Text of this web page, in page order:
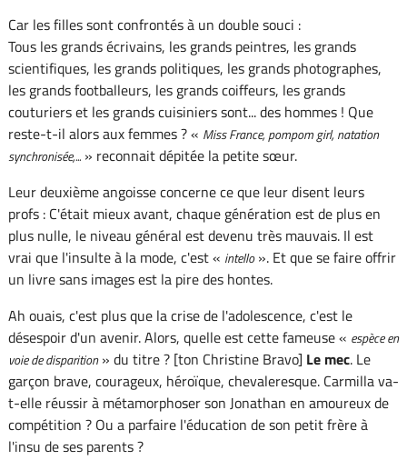
Car les filles sont confrontés à un double souci :
Tous les grands écrivains, les grands peintres, les grands
scientifiques, les grands politiques, les grands photographes,
les grands footballeurs, les grands coiffeurs, les grands
couturiers et les grands cuisiniers sont... des hommes ! Que
reste-t-il alors aux femmes ? « Miss France, pompom girl, natation
synchronisée,...» reconnait dépitée la petite sœur.
Leur deuxième angoisse concerne ce que leur disent leurs
profs : C'était mieux avant, chaque génération est de plus en
plus nulle, le niveau général est devenu très mauvais. Il est
vrai que l'insulte à la mode, c'est « intello». Et que se faire offrir
un livre sans images est la pire des hontes.
Ah ouais, c'est plus que la crise de l'adolescence, c'est le
désespoir d'un avenir. Alors, quelle est cette fameuse « espèce en
voie de disparition» du titre ? [ton Christine Bravo] Le mec. Le
garçon brave, courageux, héroïque, chevaleresque. Carmilla va-
t-elle réussir à métamorphoser son Jonathan en amoureux de
compétition ? Ou a parfaire l'éducation de son petit frère à
l'insu de ses parents ?